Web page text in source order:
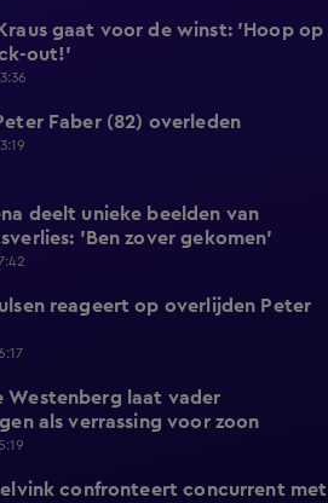
gaat voor de winst: 'Hoop op
out!'
Faber (82) overleden
deelt unieke beelden van
'Ben zover gekomen'
reageert op overlijden Peter
Westenberg laat vader
als verrassing voor zoon
confronteert concurrent met